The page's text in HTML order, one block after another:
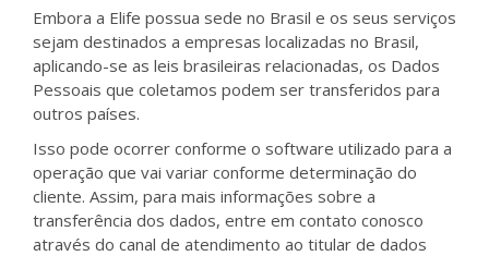
Embora a Elife possua sede no Brasil e os seus serviços
sejam destinados a empresas localizadas no Brasil,
aplicando-se as leis brasileiras relacionadas, os Dados
Pessoais que coletamos podem ser transferidos para
outros países.
Isso pode ocorrer conforme o software utilizado para a
operação que vai variar conforme determinação do
cliente. Assim, para mais informações sobre a
transferência dos dados, entre em contato conosco
através do canal de atendimento ao titular de dados